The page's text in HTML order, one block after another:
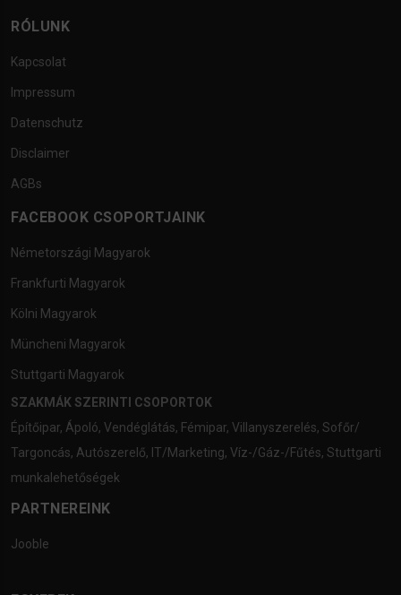
RÓLUNK
Kapcsolat
Impressum
Datenschutz
Disclaimer
AGBs
FACEBOOK CSOPORTJAINK
Németországi Magyarok
Frankfurti Magyarok
Kölni Magyarok
Müncheni Magyarok
Stuttgarti Magyarok
SZAKMÁK SZERINTI CSOPORTOK
Építőipar, Ápoló, Vendéglátás, Fémipar, Villanyszerelés, Sofőr/
Targoncás, Autószerelő, IT/Marketing, Víz-/Gáz-/Fűtés, Stuttgarti
munkalehetőségek
PARTNEREINK
Jooble